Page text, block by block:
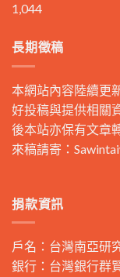
1,044
長期徵稿
本網站內容陸續更
好投稿與提供相關
後本站亦保有文章
來稿請寄：
捐款資訊
戶名：台灣南亞研
銀行：台灣銀行群